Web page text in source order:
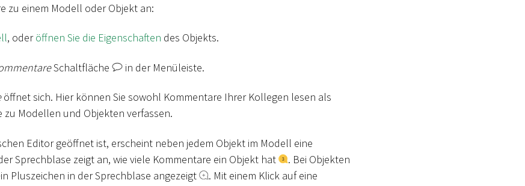
zu einem Modell oder Objekt an:
, oderöffnen Sie die Eigenschaften des Objekts.
Schaltfläche in der Menüleiste.
öffnet sich. Hier können Sie sowohl Kommentare Ihrer Kollegen lesen als
zu Modellen und Objekten verfassen.
Editor geöffnet ist, erscheint neben jedem Objekt im Modell eine
Sprechblase zeigt an, wie viele Kommentare ein Objekt hat
. Bei Objekten
Pluszeichen in der Sprechblase angezeigt
. Mit einem Klick auf eine